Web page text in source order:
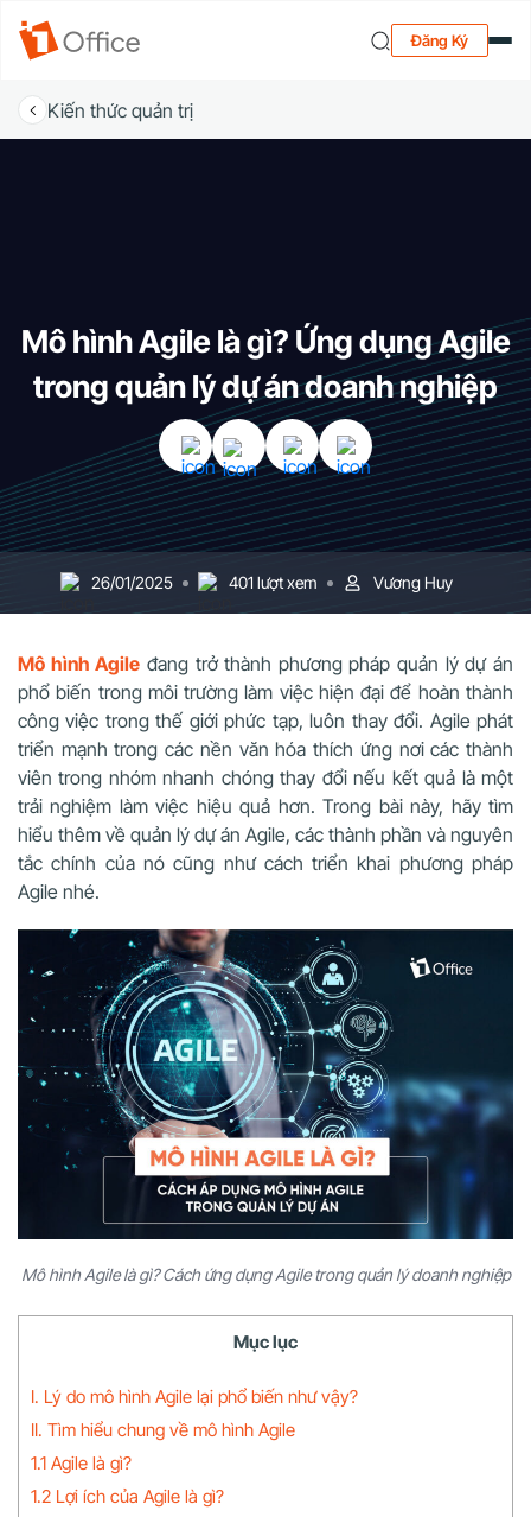
Đăng Ký
Kiến thức quản trị
Mô hình Agile là gì? Ứng dụng Agile
trong quản lý dự án doanh nghiệp
26/01/2025 401 lượt xem Vương Huy
Mô hình Agile đang trở thành phương pháp quản lý dự án
phổ biến trong môi trường làm việc hiện đại để hoàn thành
công việc trong thế giới phức tạp, luôn thay đổi. Agile phát
triển mạnh trong các nền văn hóa thích ứng nơi các thành
viên trong nhóm nhanh chóng thay đổi nếu kết quả là một
trải nghiệm làm việc hiệu quả hơn. Trong bài này, hãy tìm
hiểu thêm về quản lý dự án Agile, các thành phần và nguyên
tắc chính của nó cũng như cách triển khai phương pháp
Agile nhé.
Mô hình Agile là gì? Cách ứng dụng Agile trong quản lý doanh nghiệp
Mục lục
I. Lý do mô hình Agile lại phổ biến như vậy?
II. Tìm hiểu chung về mô hình Agile
1.1 Agile là gì?
1.2 Lợi ích của Agile là gì?